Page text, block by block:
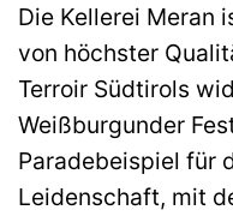
Die Kellerei Meran
von höchster
Terroir Südtirols
Weißburgunder
Paradebeispiel für
Leidenschaft, mit